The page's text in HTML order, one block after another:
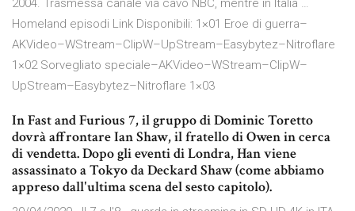
2004. Trasmessa canale via cavo NBC, mentre in Italia …
Homeland episodi Link Disponibili: 1×01 Eroe di guerra–
AKVideo–WStream–ClipW–UpStream–Easybytez–Nitroflare
1×02 Sorvegliato speciale–AKVideo–WStream–ClipW–
UpStream–Easybytez–Nitroflare 1×03
In Fast and Furious 7, il gruppo di Dominic Toretto
dovrà affrontare Ian Shaw, il fratello di Owen in cerca
di vendetta. Dopo gli eventi di Londra, Han viene
assassinato a Tokyo da Deckard Shaw (come abbiamo
appreso dall'ultima scena del sesto capitolo).